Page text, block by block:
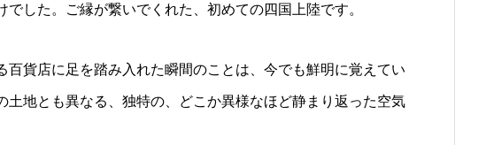
した。ご縁が繋いでくれた、初めての四国上陸です。
百貨店に足を踏み入れた瞬間のことは、今でも鮮明に覚えてい
土地とも異なる、独特の、どこか異様なほど静まり返った空気